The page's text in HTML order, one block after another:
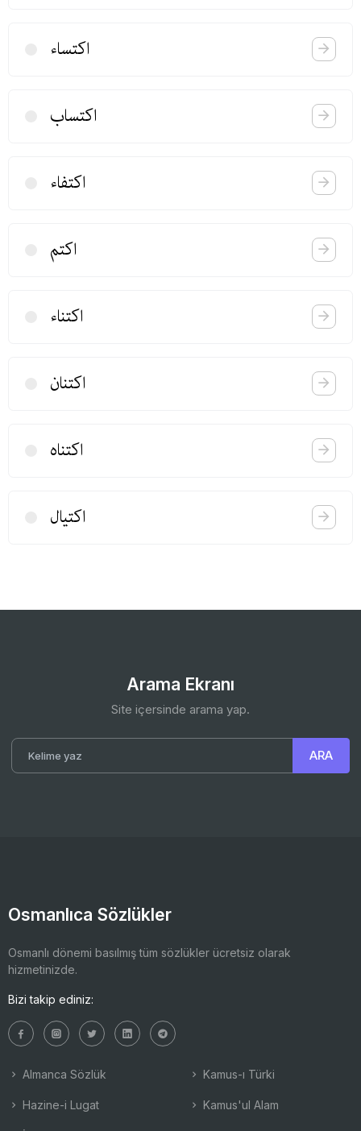
اكتساء
اكتساب
اكتفاء
اكتم
اكتناء
اكتنان
اكتناه
اكتیال
Arama Ekranı
Site içersinde arama yap.
Osmanlıca Sözlükler
Osmanlı dönemi basılmış tüm sözlükler ücretsiz olarak
hizmetinizde.
Bizi takip ediniz:
Almanca Sözlük
Hazine-i Lugat
Kamus-ı Türki
Kamus'ul Alam